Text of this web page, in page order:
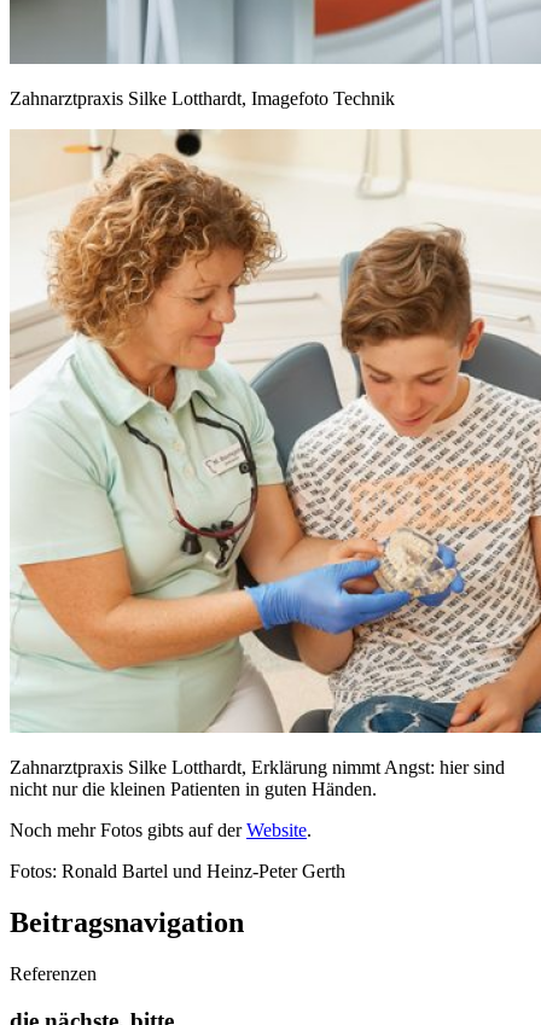
Zahnarztpraxis Silke Lotthardt, Imagefoto Technik
Zahnarztpraxis Silke Lotthardt, Erklärung nimmt Angst: hier sind
nicht nur die kleinen Patienten in guten Händen.
Noch mehr Fotos gibts auf derWebsite.
Fotos: Ronald Bartel und Heinz-Peter Gerth
Beitragsnavigation
Referenzen